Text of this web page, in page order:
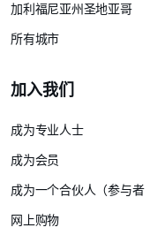
加利福尼亚州圣地亚哥
所有城市
加入我们
成为专业人士
成为会员
成为一个合伙人（参与者
网上购物